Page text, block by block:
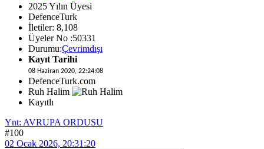
2025 Yılın Üyesi
DefenceTurk
İletiler: 8,108
Üyeler No :50331
Durumu:Çevrimdışı
Kayıt Tarihi
08 Haziran 2020, 22:24:08
DefenceTurk.com
Ruh Halim
Kayıtlı
Ynt: AVRUPA ORDUSU
#100
02 Ocak 2026, 20:31:20